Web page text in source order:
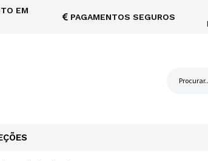
EM
PAGAMENTOS SEGUROS